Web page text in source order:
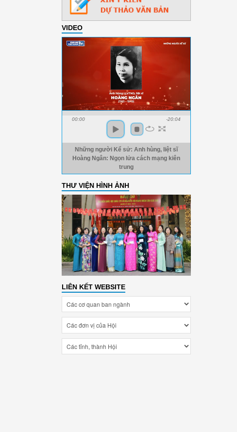
VIDEO
00:00 -20:04
Những người Kể sử: Anh hùng, liệt sĩ
Hoàng Ngân: Ngọn lửa cách mạng kiên
trung
THƯ VIỆN HÌNH ẢNH
LIÊN KẾT WEBSITE